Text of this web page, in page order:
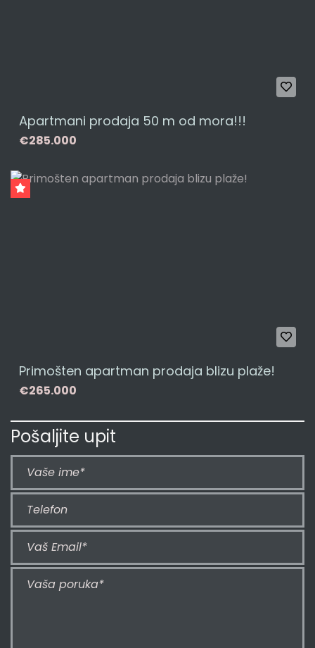
Apartmani prodaja 50 m od mora!!!
€285.000
Primošten apartman prodaja blizu plaže!
€265.000
Pošaljite upit